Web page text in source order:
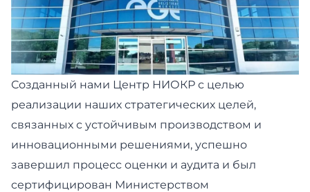
Созданный нами Центр НИОКР с целью
реализации наших стратегических целей,
связанных с устойчивым производством и
инновационными решениями, успешно
завершил процесс оценки и аудита и был
сертифицирован Министерством